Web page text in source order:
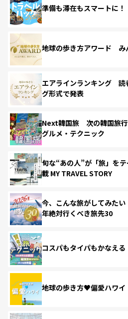
準備も滞在もスマートに
地球の歩き方アワード み
エアラインランキング 読
グ形式で発表
Next韓国旅 次の韓国旅行
グルメ・テクニック
旬な“あの人”が「旅」を
載 MY TRAVEL STORY
今、こんな旅がしてみた
年絶対行くべき旅先30
コスパもタイパもかなえ
地球の歩き方♥偏愛ハワイ